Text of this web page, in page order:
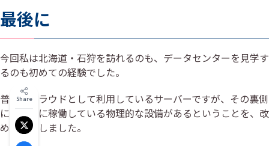
最後に
今回私は北海道・石狩を訪れるのも、データセンターを見学す
るのも初めての経験でした。
普段はクラウドとして利用しているサーバーですが、その裏側
には実際に稼働している物理的な設備があるということを、改
めて実感しました。
Share
Xでシェア